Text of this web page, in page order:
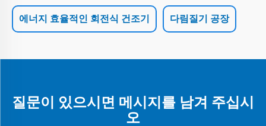
에너지 효율적인 회전식 건조기 다림질기 공장
질문이 있으시면 메시지를 남겨 주십시
오